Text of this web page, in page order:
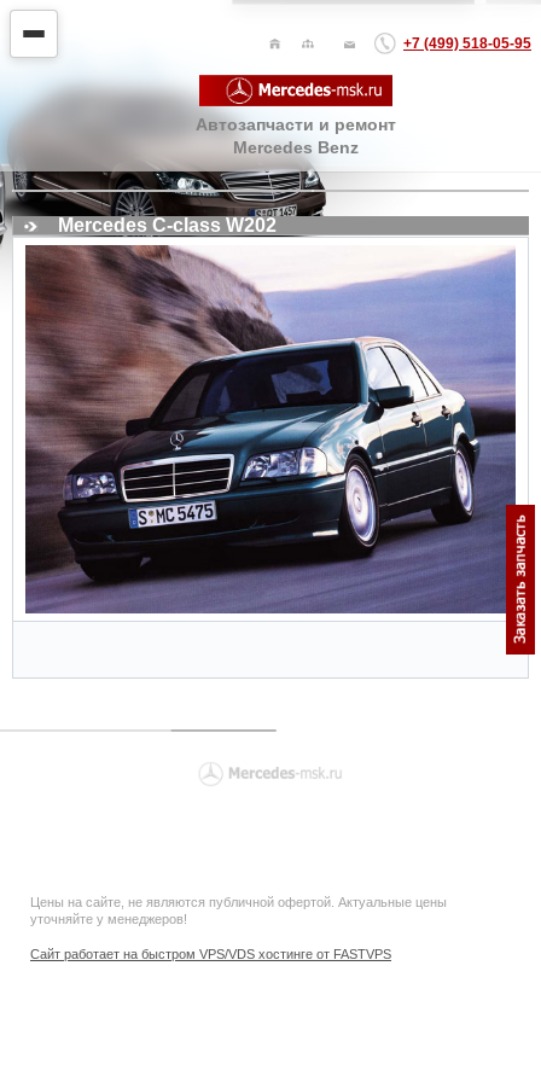
+7 (499) 518-05-95
Автозапчасти и ремонт
Mercedes Benz
Mercedes C-class W202
Цены на сайте, не являются публичной офертой. Актуальные цены
уточняйте у менеджеров!
Сайт работает на быстром VPS/VDS хостинге от FASTVPS